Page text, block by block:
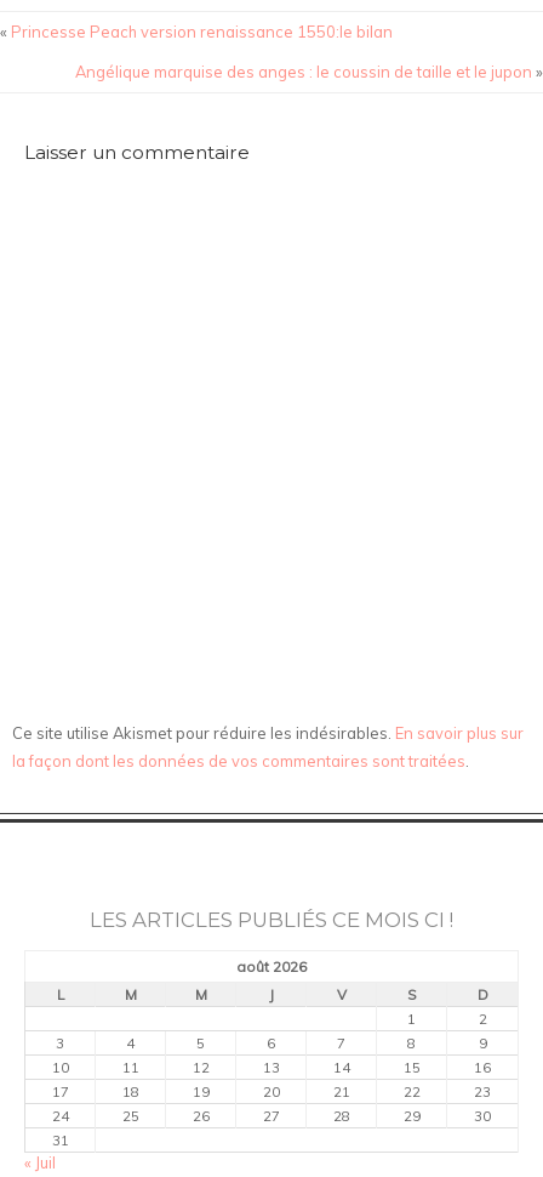
« Princesse Peach version renaissance 1550:le bilan
Angélique marquise des anges : le coussin de taille et le jupon »
Laisser un commentaire
Ce site utilise Akismet pour réduire les indésirables. En savoir plus sur
la façon dont les données de vos commentaires sont traitées.
LES ARTICLES PUBLIÉS CE MOIS CI !
août 2026
L
M M J V S
D
1
2
3
4 5 6 7 8
9
10
11 12 13 14 15
16
17
18 19 20 21 22
23
24
25 26 27 28 29
30
31
« Juil